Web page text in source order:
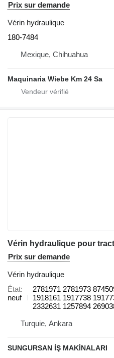
Prix sur demande
Vérin hydraulique
180-7484
Mexique, Chihuahua
Maquinaria Wiebe Km 24 Sa
Prix sur demande
Vérin hydraulique
État
neuf
2781971 2781973
1918161 1917738
2332631 1257894
Turquie, Ankara
SUNGURSAN İŞ MAKİNALARI